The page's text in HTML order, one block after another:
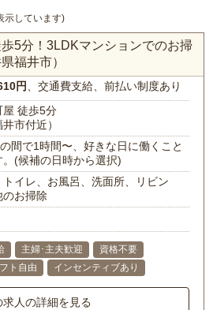
示しています)
5分！3LDKマンションでのお掃
福井市）
円、交通費支給、前払い制度あり
屋 徒歩5分
井市付近）
間で1時間〜、好きな日に働くこと
。(候補の日時から選択)
トイレ、お風呂、洗面所、リビン
のお掃除
主婦･主夫歓迎
資格不要
ト自由 インセンティブあり
求人の詳細を見る